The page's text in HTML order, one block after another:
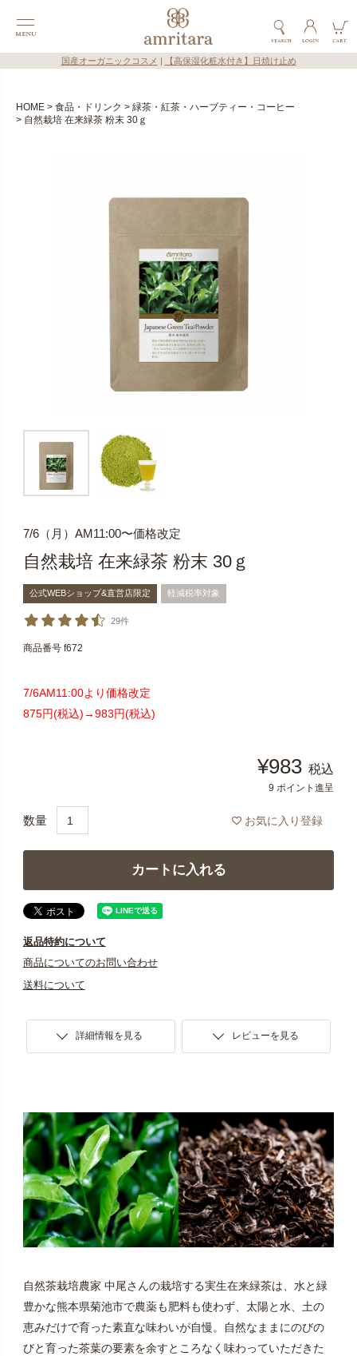
国産オーガニックコスメ 【高保湿化粧水付き】日焼け止め
HOME 食品・ドリンク
緑茶・紅茶・ハーブティー・コーヒー
自然栽培 在来緑茶 粉末 30ｇ
7/6（月）AM11:00〜価格改定
自然栽培 在来緑茶 粉末 30ｇ
公式WEBショップ&直営店限定 軽減税率対象
29件
商品番号 f672
7/6AM11:00より価格改定
875円(税込)→983円(税込)
¥983 税込
9 ポイント進呈
お気に入り登録
カートに入れる
返品特約について
商品についてのお問い合わせ
送料について
詳細情報を見る レビューを見る
自然茶栽培農家 中尾さんの栽培する実生在来緑茶は、水と緑
豊かな熊本県菊池市で農薬も肥料も使わず、太陽と水、土の
恵みだけで育った素直な味わいが自慢。自然なままにのびの
びと育った茶葉の要素を余すところなく味わっていただきた